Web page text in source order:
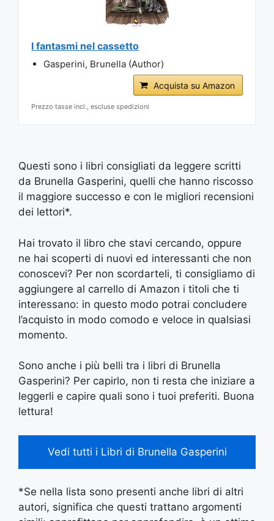
I fantasmi nel cassetto
Gasperini, Brunella (Author)
Acquista su Amazon
Prezzo tasse incl., escluse spedizioni
Questi sono i libri consigliati da leggere scritti
da Brunella Gasperini, quelli che hanno riscosso
il maggiore successo e con le migliori recensioni
dei lettori*.
Hai trovato il libro che stavi cercando, oppure
ne hai scoperti di nuovi ed interessanti che non
conoscevi? Per non scordarteli, ti consigliamo di
aggiungere al carrello di Amazon i titoli che ti
interessano: in questo modo potrai concludere
l’acquisto in modo comodo e veloce in qualsiasi
momento.
Sono anche i più belli tra i libri di Brunella
Gasperini? Per capirlo, non ti resta che iniziare a
leggerli e capire quali sono i tuoi preferiti. Buona
lettura!
Vedi tutti i Libri di Brunella Gasperini
*Se nella lista sono presenti anche libri di altri
autori, significa che questi trattano argomenti